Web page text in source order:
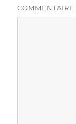
COMMENTAIRE